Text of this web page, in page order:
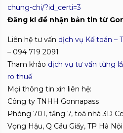
chung-chi/?id_certi=3
Đăng kí để nhận bản tin từ
Liên hệ tư vấn dịch vụ Kế toán –
– 094 719 2091
Tham khảo dịch vụ tư vấn từng
ro thuế
Mọi thông tin xin liên hệ:
Công ty TNHH Gonnapass
Phòng 701, tầng 7, toà nhà 3D
Vọng Hậu, Q Cầu Giấy, TP Hà Nội